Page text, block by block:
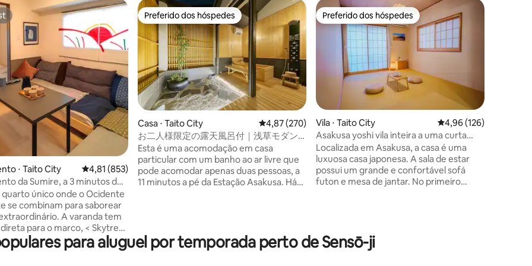
de 5, 597 avaliações
⋅ Taito City 4,81 de uma avaliação média de 5, 853 avaliações
4,81 (853)
da Sumire, a 3 minutos do
Asakusa, a 6 minutos da
Asakusa, com vista para a
com tatame aberto.
quarto único onde o Ocidente
se combinam para saborear
A varanda tem
para o marco, < Skytree
é compacto e pode
até 6 pessoas no centro de
Preferido dos hóspedes
Preferido dos hóspedes
Casa ⋅ Taito City 4,87 de uma avaliação média de 5, 270 avaliações
4,87 (270)
お二人様限定の露天風呂付｜浅草モダン
和風のラグジュアリーな 1軒家 ｜浅草・上
野観光拠点 ｜柳通り西棟
Esta é uma acomodação em casa
particular com um banho ao ar livre que
pode acomodar apenas duas pessoas, a
11 minutos a pé da Estação Asakusa. Há
Ginza, Ueno e Akihabara de metrô,
tornando-a uma base conveniente para
Preferido dos hóspedes
Preferido dos hóspedes
Vila ⋅ Taito City 4,96 de uma avaliação
4,96 (126)
Asakusa yoshi vila inteira a uma curta
distância de Asakusa/área extra grande
para 12 pessoas/estacionamento
gratuito
Localizada em Asakusa, a casa é uma
luxuosa casa japonesa. A sala de estar
possui um grande e confortável sofá
futon e mesa de jantar. No primeiro
de 1,6 metros e uma cama de casal com
1,5 metros, uma cama de casal de 1,2
para aluguel por temporada perto de Sensō-ji